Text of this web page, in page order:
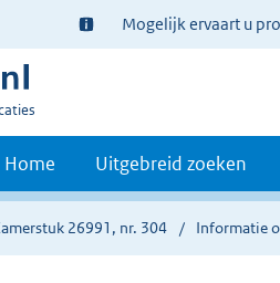
Ter
informatie:
Mogelijk ervaart u
Home Uitgebreid zoeken
26991, nr. 304 Informatie